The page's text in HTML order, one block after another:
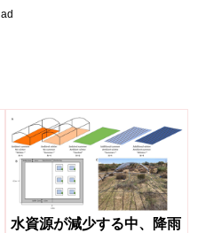
ad
水資源が減少する中、降雨